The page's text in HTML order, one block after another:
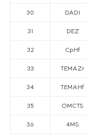
30 DADI
31 DEZ
32 CpHf
33 TEMAZr
34 TEMAHf
35 OMCTS
36 4MS